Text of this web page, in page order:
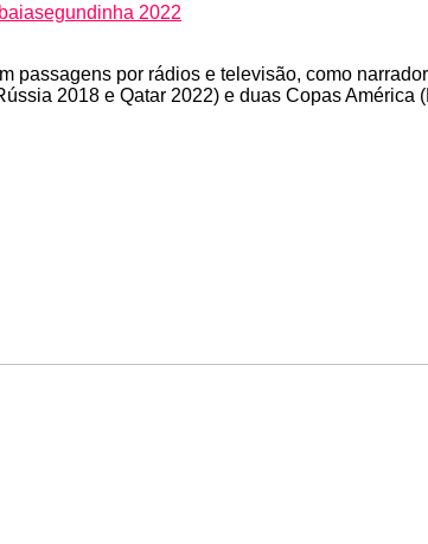
segundinha 2022
por rádios e televisão, como
2018 e Qatar 2022) e duas Copas